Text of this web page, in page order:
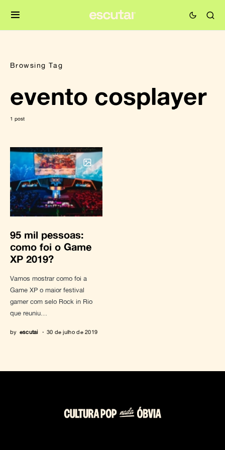
Browsing Tag
evento cosplayer
1 post
95 mil pessoas:
como foi o Game
XP 2019?
Vamos mostrar como foi a
Game XP o maior festival
gamer com selo Rock in Rio
que reuniu…
by escutai 30 de julho de 2019